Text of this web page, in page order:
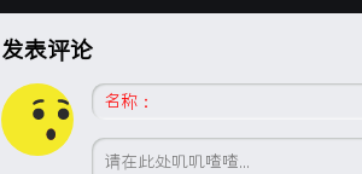
发表评论